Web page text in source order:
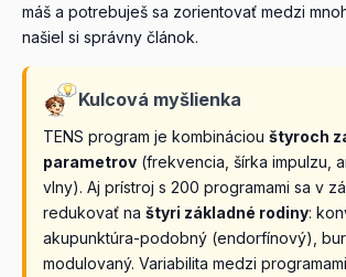
máš a potrebuješ sa zorientovať medzi
našiel si správny článok.
Kulcová myšlienka
TENS program je kombináciou štyroch
parametrov (frekvencia, šírka impulzu,
vlny). Aj prístroj s 200 programami sa v
redukovať na štyri základné rodiny:
akupunktúra-podobný (endorfínový),
modulovaný. Variabilita medzi